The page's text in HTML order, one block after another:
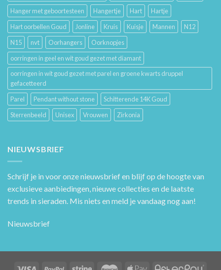
Hanger met geboortesteen
Hangertje Hart
Hartje
Hart oorbellen Goud
Jonline Kruis Kuisje Mannen
N12
N15
nvt Oorhangers
Oorknopjes
oorringen in geel en wit goud gezet met diamant
oorringen in wit goud gezet met parel en groene kwarts druppel
gefacetteerd
Parel
Pendant without stone
Schitterende 14K Goud
Sterrenbeeld
Unisex Vrouwen Zirkonia
NIEUWSBRIEF
Schrijf je in voor onze nieuwsbrief en blijf op de hoogte van
exclusieve aanbiedingen, nieuwe collecties en de laatste
trends in sieraden. Mis niets en meld je vandaag nog aan!
Nieuwsbrief